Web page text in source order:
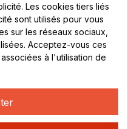
:
Rendez-vous
00 68
Les cookies tiers liés
sont utilisés pour vous
sur les réseaux sociaux,
Acceptez-vous ces
à l'utilisation de